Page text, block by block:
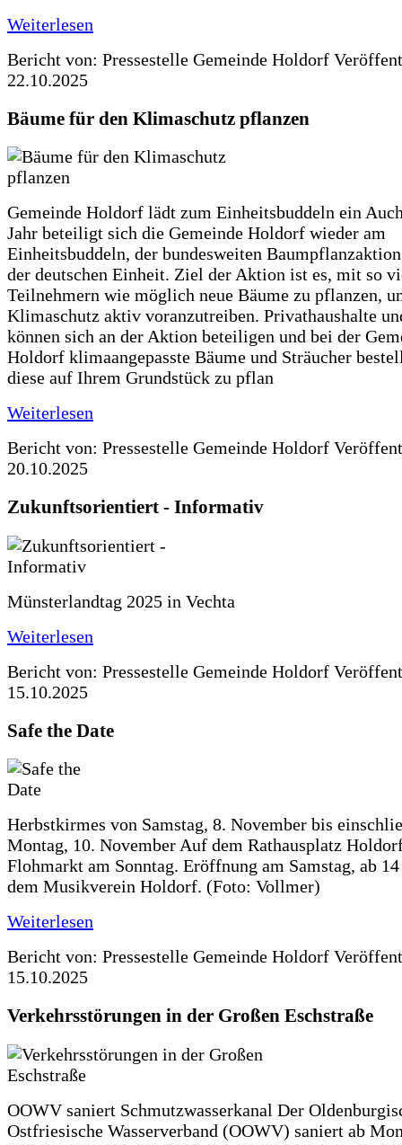
Weiterlesen
Bericht von: Pressestelle Gemeinde Holdorf
22.10.2025
Bäume für den Klimaschutz pflanzen
Gemeinde Holdorf lädt zum Einheitsbuddeln ein
Jahr beteiligt sich die Gemeinde Holdorf wieder am
Einheitsbuddeln, der bundesweiten
der deutschen Einheit. Ziel der Aktion ist es, mit so
Teilnehmern wie möglich neue Bäume zu pflanzen,
Klimaschutz aktiv voranzutreiben. Privathaushalte
können sich an der Aktion beteiligen und bei der
Holdorf klimaangepasste Bäume und Sträucher
diese auf Ihrem Grundstück zu pflan
Weiterlesen
Bericht von: Pressestelle Gemeinde Holdorf
20.10.2025
Zukunftsorientiert - Informativ
Münsterlandtag 2025 in Vechta
Weiterlesen
Bericht von: Pressestelle Gemeinde Holdorf
15.10.2025
Safe the Date
Herbstkirmes von Samstag, 8. November bis
Montag, 10. November Auf dem Rathausplatz
Flohmarkt am Sonntag. Eröffnung am Samstag, ab
dem Musikverein Holdorf. (Foto: Vollmer)
Weiterlesen
Bericht von: Pressestelle Gemeinde Holdorf
15.10.2025
Verkehrsstörungen in der Großen Eschstraße
OOWV saniert Schmutzwasserkanal Der
Ostfriesische Wasserverband (OOWV) saniert ab